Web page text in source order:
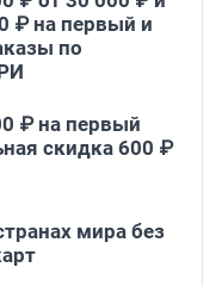
₽ на первый и
по
₽ на первый
скидка 600 ₽
мира без